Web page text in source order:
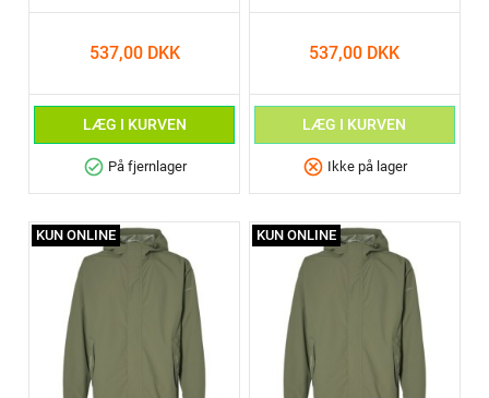
537,00 DKK
LÆG I KURVEN
check_circle På fjernlager
537,00 DKK
LÆG I KURVEN
cancel Ikke på lager
KUN ONLINE KUN ONLINE